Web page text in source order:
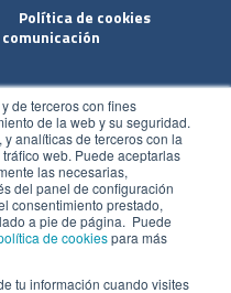
de terceros con fines
de la web y su seguridad.
analíticas de terceros con la
web. Puede aceptarlas
las necesarias,
del panel de configuración
consentimiento prestado,
a pie de página. Puede
de cookiespara más
tu información cuando visites
Política de cookies
comunicación